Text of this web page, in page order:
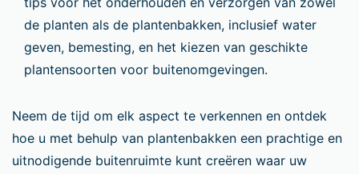
de planten als de plantenbakken, inclusief water
geven, bemesting, en het kiezen van geschikte
plantensoorten voor buitenomgevingen.
Neem de tijd om elk aspect te verkennen en ontdek
hoe u met behulp van plantenbakken een prachtige en
uitnodigende buitenruimte kunt creëren waar uw